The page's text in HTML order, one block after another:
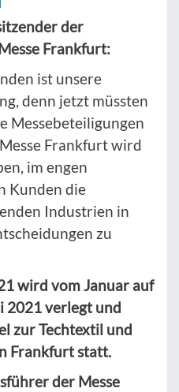
der
Frankfurt:
ist unsere
denn jetzt müssten
Messebeteiligungen
Frankfurt wird
im engen
Kunden die
Industrien in
zu
wird vom Januar auf
2021 verlegt und
zur Techtextil und
Frankfurt statt.
der Messe